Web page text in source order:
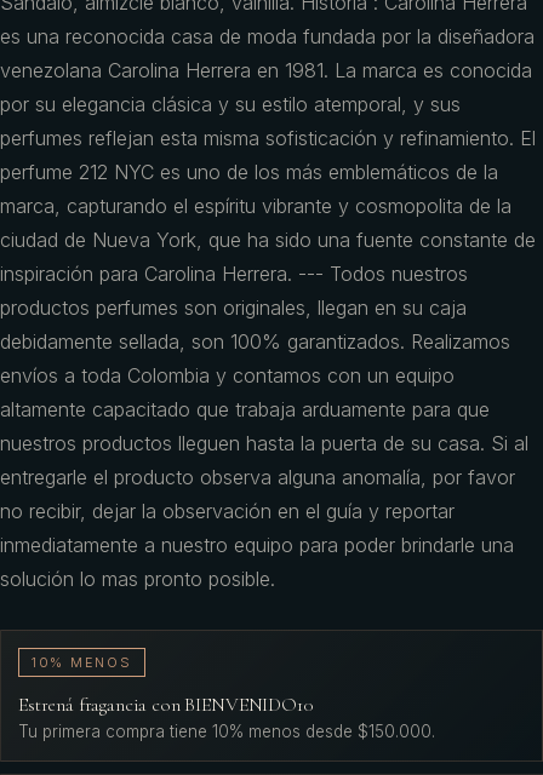
es una reconocida casa de moda fundada por la diseñadora
venezolana Carolina Herrera en 1981. La marca es conocida
por su elegancia clásica y su estilo atemporal, y sus
perfumes reflejan esta misma sofisticación y refinamiento. El
perfume 212 NYC es uno de los más emblemáticos de la
marca, capturando el espíritu vibrante y cosmopolita de la
ciudad de Nueva York, que ha sido una fuente constante de
inspiración para Carolina Herrera. --- Todos nuestros
productos perfumes son originales, llegan en su caja
debidamente sellada, son 100% garantizados. Realizamos
envíos a toda Colombia y contamos con un equipo
altamente capacitado que trabaja arduamente para que
nuestros productos lleguen hasta la puerta de su casa. Si al
entregarle el producto observa alguna anomalía, por favor
no recibir, dejar la observación en el guía y reportar
inmediatamente a nuestro equipo para poder brindarle una
solución lo mas pronto posible.
10% MENOS
Estrená fragancia con BIENVENIDO10
Tu primera compra tiene 10% menos desde $150.000.